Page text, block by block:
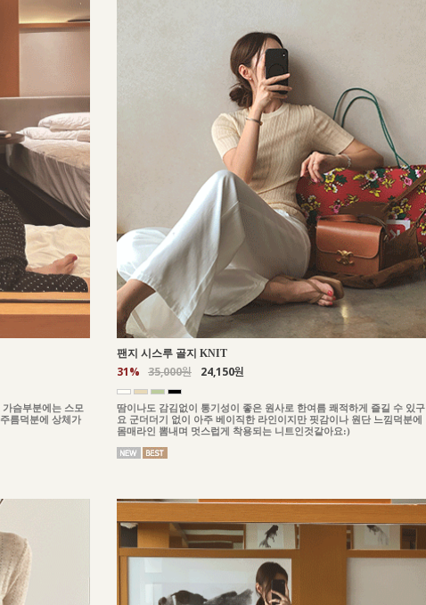
슴부분에는 스모
름덕분에 상체가
팬지 시스루 골지 KNIT
31% 35,000원 24,150원
땀이나도 감김없이 통기성이 좋은 원사로 한여름 쾌적하게 즐길 수 있구
요 군더더기 없이 아주 베이직한 라인이지만 핏감이나 원단 느낌덕분에
몸매라인 뽐내며 멋스럽게 착용되는 니트인것같아요:)